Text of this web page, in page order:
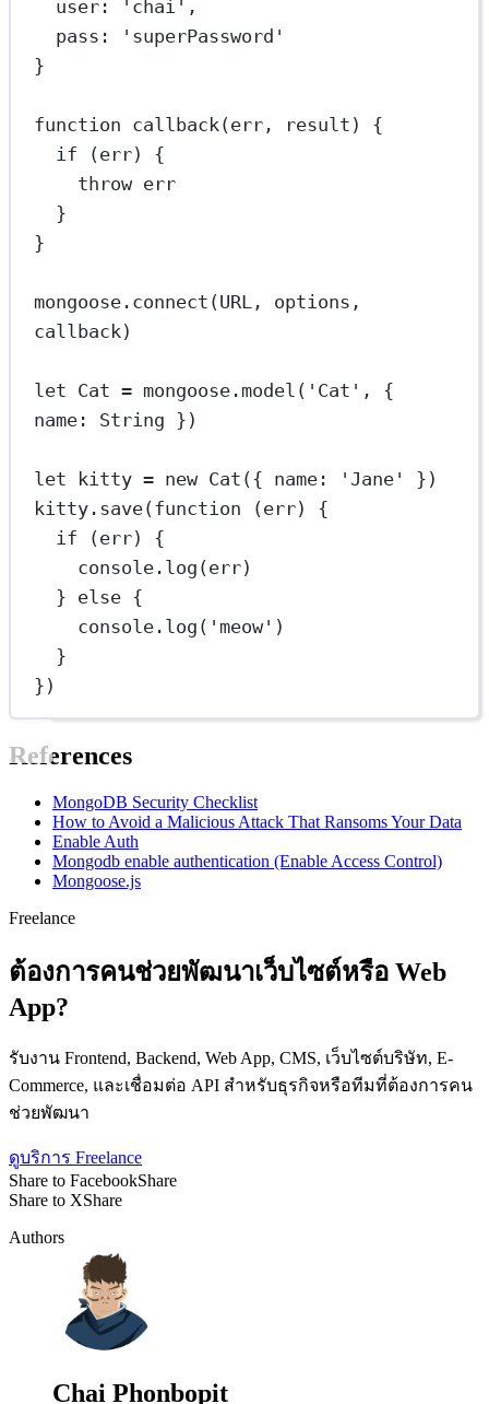
user:
'chai' ,
pass:
'superPassword'
}
function callback (err , result ) {
if (err) {
throw err
}
}
mongoose. connect (URL , options,
callback)
let Cat = mongoose. model ( 'Cat' , {
name: String })
let kitty = new Cat ({ name: 'Jane'
})
kitty. save(function (err) {
if (err) {
console. log (err)
} else {
console. log ( 'meow' )
}
})
References
MongoDB Security Checklist
How to Avoid a Malicious Attack That Ransoms Your Data
Enable Auth
Mongodb enable authentication (Enable Access Control)
Mongoose.js
Freelance
ต้องการคนช่วยพัฒนาเว็บไซต์หรือ Web
App?
รับงาน Frontend, Backend, Web App, CMS, เว็บไซต์บริษัท, E-
Commerce, และเชื่อมต่อ API สำหรับธุรกิจหรือทีมที่ต้องการคน
ช่วยพัฒนา
ดูบริการ Freelance
Share to FacebookShare
Share to XShare
Authors
Chai Phonbopit